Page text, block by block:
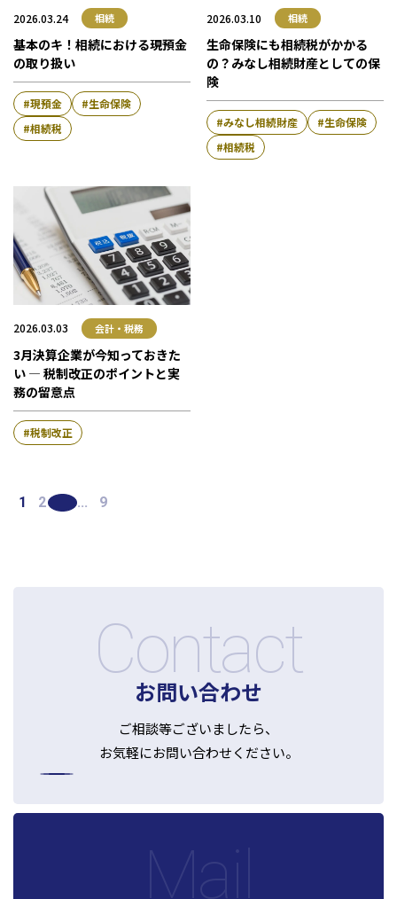
2026.03.24 相続
基本のキ！相続における現預金
の取り扱い
現預金
生命保険
相続税
2026.03.10 相続
生命保険にも相続税がかかる
の？みなし相続財産としての保
険
みなし相続財産
生命保険
相続税
2026.03.03 会計・税務
3月決算企業が今知っておきた
い ― 税制改正のポイントと実
務の留意点
税制改正
1 2 ... 9
Contact
お問い合わせ
ご相談等ございましたら、
お気軽にお問い合わせください。